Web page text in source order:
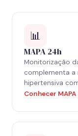
📊
MAPA 24h
Monitorização
complementa a
hipertensiva
Conhecer